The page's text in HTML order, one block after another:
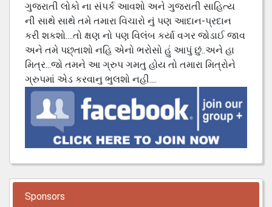
ગુજરાતી લોકો ના સંપર્ક આવશો અને ગુજરાતી સાહિત્ય
ની સાથે સાથે તમે તમારા વિચારો નું પણ આદાન-પ્રદાન
કરી શકશો....તો ક્ષણ નો પણ વિલંબ કર્યા વગર જોડાઈ જાવ
અને તમે પછ્તાશો નહિ એનો ભરોસો હું આપું છું..અને હા
મિત્ર...જો તમને આ ગ્રુપ ગમતુ હોય તો તમારા મિત્રોને
ગ્રુપમાં એડ કરવાનુ ભુલશો નહી....
Sponsors